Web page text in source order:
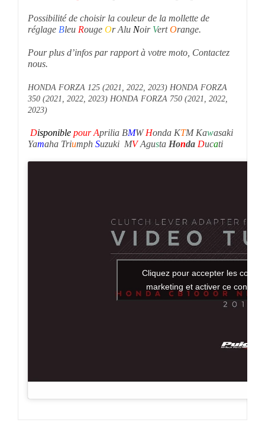
Possibilité de choisir la couleur de la mollette de
réglage Bleu Rouge Or Alu Noir VertOrange.
Pour plus d’infos par rapport à votre moto, Contactez
nous.
HONDA FORZA 125 (2021, 2022, 2023) HONDA FORZA
350 (2021, 2022, 2023) HONDA FORZA 750 (2021, 2022,
2023)
Disponiblepour Aprilia BMWHonda KTM Kawasaki
Yamaha Triumph Suzuki MVAgusta Honda Ducati
Cliquez pour accepter les
marketing et activer ce contenu